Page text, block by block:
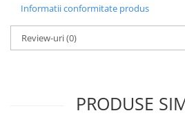
Informatii conformitate produs
Review-uri(0)
PRODUSE